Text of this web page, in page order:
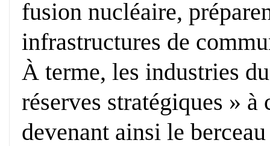
fusion nucléaire,
infrastructures de
À terme, les industries
réserves stratégiques »
devenant ainsi le